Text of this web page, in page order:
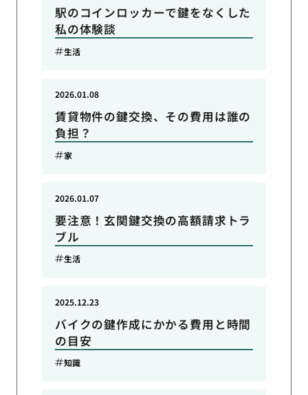
駅のコインロッカーで鍵をなくした
私の体験談
生活
賃貸物件の鍵交換、その費用は誰の
負担？
2026.01.08
家
要注意！玄関鍵交換の高額請求トラ
ブル
2026.01.07
生活
バイクの鍵作成にかかる費用と時間
の目安
2025.12.23
知識